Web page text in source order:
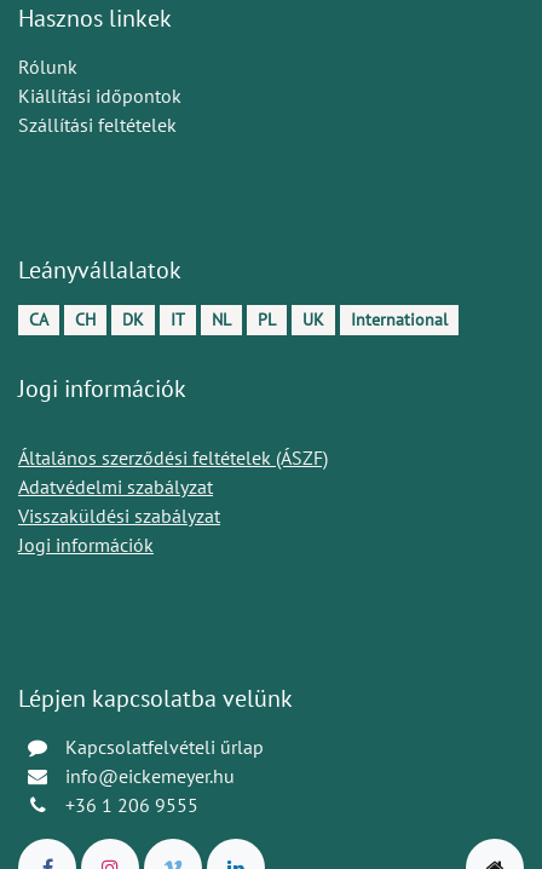
Hasznos linkek
Rólunk
Kiállítási időpontok
Szállítási feltételek
Leányvállalatok
CA CH DK IT NL PL UK International
Jogi információk
Általános szerződési feltételek (ÁSZF)
Adatvédelmi szabályzat
Visszaküldési szabályzat
Jogi információk
Lépjen kapcsolatba velünk
Kapcsolatfelvételi űrlap
info@eickemeyer.hu
+36 1 206 9555